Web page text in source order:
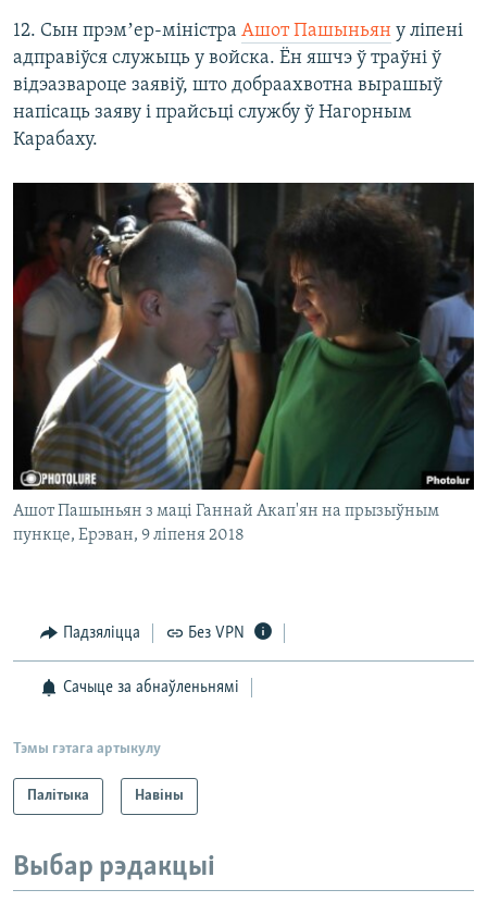
12. Сын прэмʼер-міністра Ашот Пашыньян у ліпені
адправіўся служыць у войска. Ён яшчэ ў траўні ў
відэазвароце заявіў, што добраахвотна вырашыў
напісаць заяву і прайсьці службу ў Нагорным
Карабаху.
Ашот Пашыньян з маці Ганнай Акап'ян на прызыўным
пункце, Ерэван, 9 ліпеня 2018
Падзяліцца Без VPN
Сачыце за абнаўленьнямі
Тэмы гэтага артыкулу
Палітыка Навіны
Выбар рэдакцыі